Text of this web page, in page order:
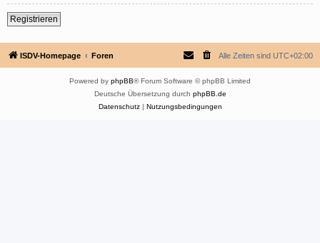
Registrieren
ISDV-Homepage Foren Alle Zeiten sind UTC+02:00
Powered by phpBB® Forum Software © phpBB Limited
Deutsche Übersetzung durch phpBB.de
Datenschutz| Nutzungsbedingungen